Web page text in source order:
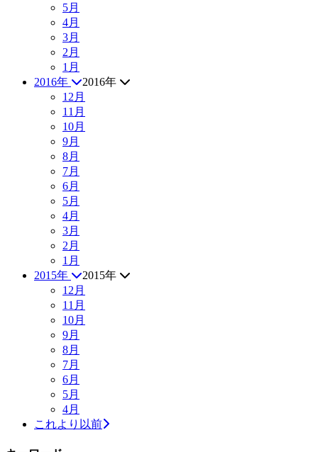
5月
4月
3月
2月
1月
2016年
2016年
12月
11月
10月
9月
8月
7月
6月
5月
4月
3月
2月
1月
2015年
2015年
12月
11月
10月
9月
8月
7月
6月
5月
4月
これより以前